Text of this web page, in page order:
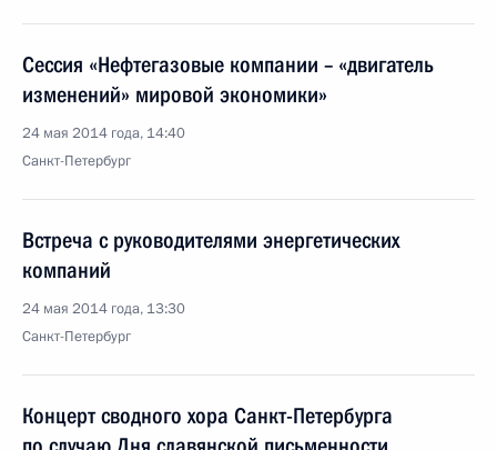
Сессия «Нефтегазовые компании – «двигатель
изменений» мировой экономики»
24 мая 2014 года, 14:40
Санкт-Петербург
Встреча с руководителями энергетических
компаний
24 мая 2014 года, 13:30
Санкт-Петербург
Концерт сводного хора Санкт-Петербурга